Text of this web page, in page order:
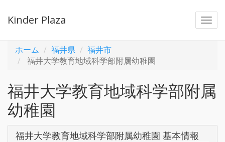
Kinder Plaza
ホーム 福井県
福井市
福井大学教育地域科学部附属幼稚園
福井大学教育地域科学部附属
幼稚園
福井大学教育地域科学部附属幼稚園 基本情報